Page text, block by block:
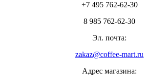
+7 495 762-62-30
8 985 762-62-30
Эл. почта:
zakaz@coffee-mart.ru
Адрес магазина: